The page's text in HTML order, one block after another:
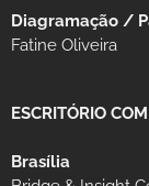
Diagramação /
Fatine Oliveira
ESCRITÓRIO
Brasília